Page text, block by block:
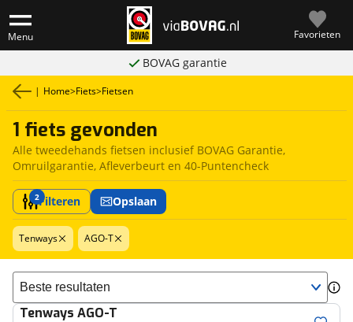
Menu Favorieten
BOVAG garantie
| Home>Fiets>Fietsen
1 fiets gevonden
Alle tweedehands fietsen inclusief BOVAG Garantie,
Omruilgarantie, Afleverbeurt en 40-Puntencheck
2Filteren Opslaan
Tenways AGO-T
Sorteer resultaten
Tenways AGO-T